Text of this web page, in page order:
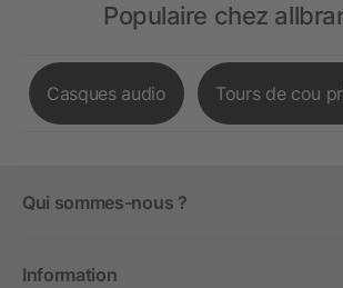
Populaire chez
Casques audio Tours de cou
Qui sommes-nous ?
Information